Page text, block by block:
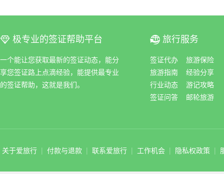
ꀆ 极专业的签证帮助平台
一个能让您获取最新的签证动态，能分
享您签证路上点滴经验，能提供最专业
的签证帮助，这就是我们。
ꀇ 旅行服务
签证代办
旅游保险
旅游指南
经验分享
行业动态
游记攻略
签证问答
邮轮旅游
关于爱旅行 | 付款与退款 | 联系爱旅行 | 工作机会 | 隐私权政策 |